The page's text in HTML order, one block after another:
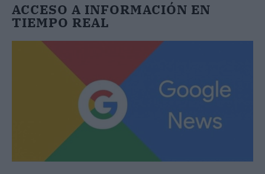
ACCESO A INFORMACIÓN EN
TIEMPO REAL